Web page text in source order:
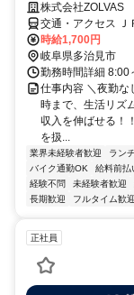
株式会社ZOLVAS
交通・アクセス Ｊ
ス「大畑」停 から
時給1,700円
岐阜県多治見市
勤務時間詳細 8:00
仕事内容 ＼夜勤な
時まで、生活リズ
収入を伸ばせる！
を扱...
業界未経験者歓迎 ラン
バイク通勤OK
給料前払
経験不問
未経験者歓迎
長期歓迎
フルタイム歓迎
正社員